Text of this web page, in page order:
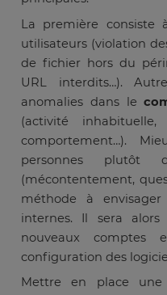
La première consiste
utilisateurs (violation
de fichier hors du
URL interdits…).
anomalies dans le
(activité
comportement…).
personnes plutôt
(mécontentement,
méthode à
internes. Il sera
nouveaux comptes
configuration des
Mettre en place